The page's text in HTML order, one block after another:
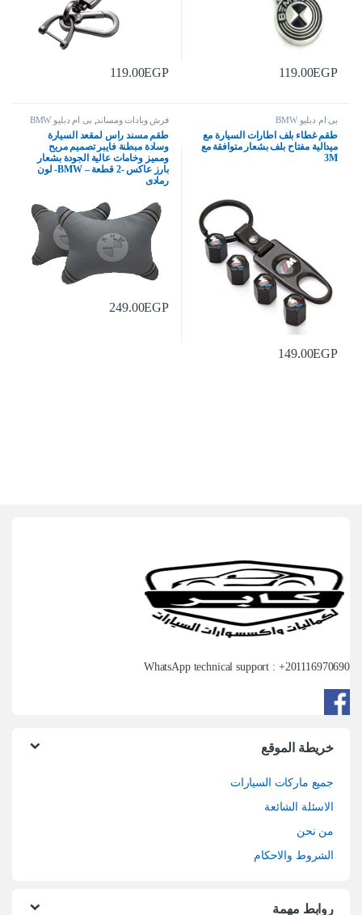
119.00EGP
119.00EGP
بى ام دبليو BMW
طقم غطاء بلف اطارات السيارة مع
ميدالية مفتاح بلف بشعار متوافقة مع
3M
149.00EGP
فرش وبادات ومساند بى ام دبليو BMW
طقم مسند راس لمقعد السيارة
وسادة مبطنة فايبر تصميم مريح
ومميز وخامات عالية الجودة بشعار
بارز عاكس -2 قطعة – BMW- لون
رمادى
249.00EGP
WhatsApp technical support : +201116970690
خريطة الموقع
جميع ماركات السيارات
الاسئلة الشائعة
من نحن
الشروط والاحكام
روابط مهمة